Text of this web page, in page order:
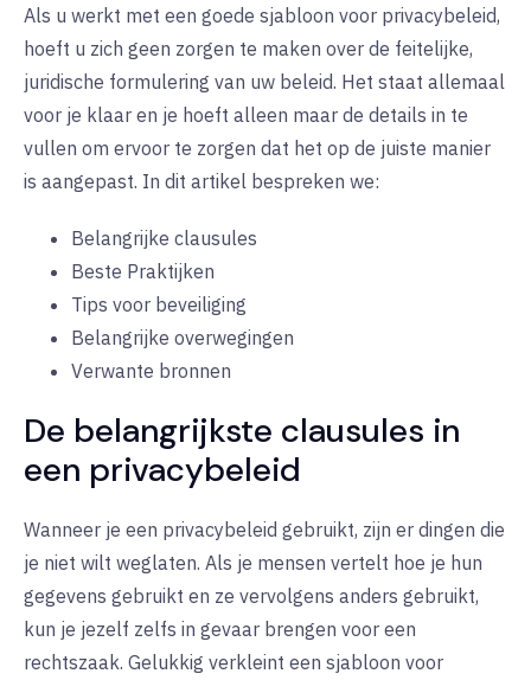
Als u werkt met een goede sjabloon voor privacybeleid,
hoeft u zich geen zorgen te maken over de feitelijke,
juridische formulering van uw beleid. Het staat allemaal
voor je klaar en je hoeft alleen maar de details in te
vullen om ervoor te zorgen dat het op de juiste manier
is aangepast. In dit artikel bespreken we:
Belangrijke clausules
Beste Praktijken
Tips voor beveiliging
Belangrijke overwegingen
Verwante bronnen
De belangrijkste clausules in
een privacybeleid
Wanneer je een privacybeleid gebruikt, zijn er dingen die
je niet wilt weglaten. Als je mensen vertelt hoe je hun
gegevens gebruikt en ze vervolgens anders gebruikt,
kun je jezelf zelfs in gevaar brengen voor een
rechtszaak. Gelukkig verkleint een sjabloon voor